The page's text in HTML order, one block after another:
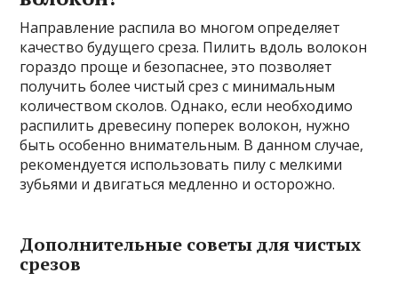
Направление распила во многом определяет
качество будущего среза. Пилить вдоль волокон
гораздо проще и безопаснее, это позволяет
получить более чистый срез с минимальным
количеством сколов. Однако, если необходимо
распилить древесину поперек волокон, нужно
быть особенно внимательным. В данном случае,
рекомендуется использовать пилу с мелкими
зубьями и двигаться медленно и осторожно.
Дополнительные советы для чистых
срезов